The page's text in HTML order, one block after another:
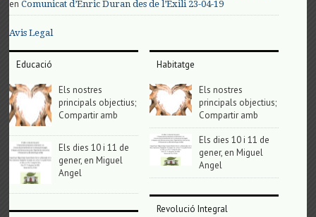
enComunicat d’Enric Duran des de l’Exili 23-04-19
Avis Legal
Educació
Els nostres
principals objectius;
Compartir amb
Els dies 10 i 11 de
gener, en Miguel
Angel
Habitatge
Els nostres
principals objectius;
Compartir amb
Els dies 10 i 11 de
gener, en Miguel
Angel
Revolució Integral